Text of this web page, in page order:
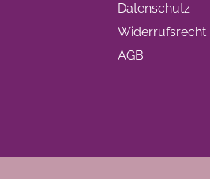
Datenschutz
Widerrufsrecht
AGB